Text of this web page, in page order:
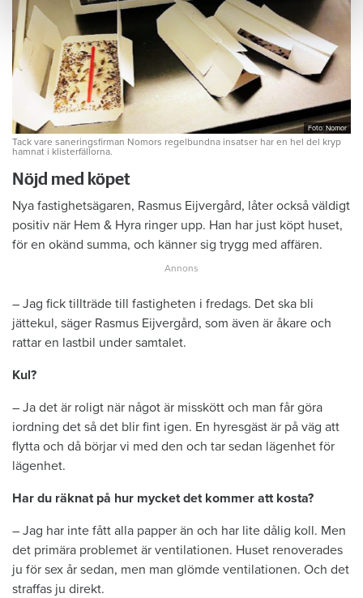
Foto: Nomor
Tack vare saneringsfirman Nomors regelbundna insatser har en hel del kryp
hamnat i klisterfällorna.
Nöjd med köpet
Nya fastighetsägaren, Rasmus Eijvergård, låter också väldigt
positiv när Hem & Hyra ringer upp. Han har just köpt huset,
för en okänd summa, och känner sig trygg med affären.
– Jag fick tillträde till fastigheten i fredags. Det ska bli
jättekul, säger Rasmus Eijvergård, som även är åkare och
rattar en lastbil under samtalet.
Kul?
– Ja det är roligt när något är misskött och man får göra
iordning det så det blir fint igen. En hyresgäst är på väg att
flytta och då börjar vi med den och tar sedan lägenhet för
lägenhet.
Har du räknat på hur mycket det kommer att kosta?
– Jag har inte fått alla papper än och har lite dålig koll. Men
det primära problemet är ventilationen. Huset renoverades
ju för sex år sedan, men man glömde ventilationen. Och det
straffas ju direkt.